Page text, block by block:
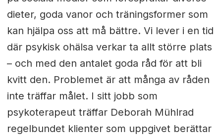
dieter, goda vanor och träningsformer som
kan hjälpa oss att må bättre. Vi lever i en tid
där psykisk ohälsa verkar ta allt större plats
– och med den antalet goda råd för att bli
kvitt den. Problemet är att många av råden
inte träffar målet. I sitt jobb som
psykoterapeut träffar Deborah Mühlrad
regelbundet klienter som uppgivet berättar